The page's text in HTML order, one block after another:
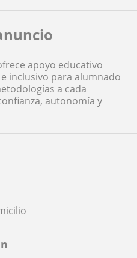
apoyo educativo
inclusivo para alumnado
a cada
autonomía y